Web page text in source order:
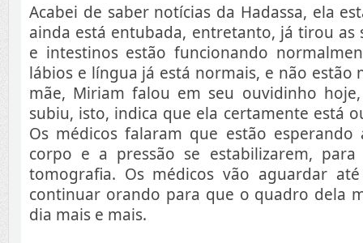
Acabei de saber notícias da Hadassa, ela
ainda está entubada, entretanto, já tirou as
e intestinos estão funcionando
lábios e língua já está normais, e não estão
mãe, Miriam falou em seu ouvidinho
subiu, isto, indica que ela certamente está
Os médicos falaram que estão
corpo e a pressão se estabilizarem,
tomografia. Os médicos vão aguardar
continuar orando para que o quadro dela
dia mais e mais.